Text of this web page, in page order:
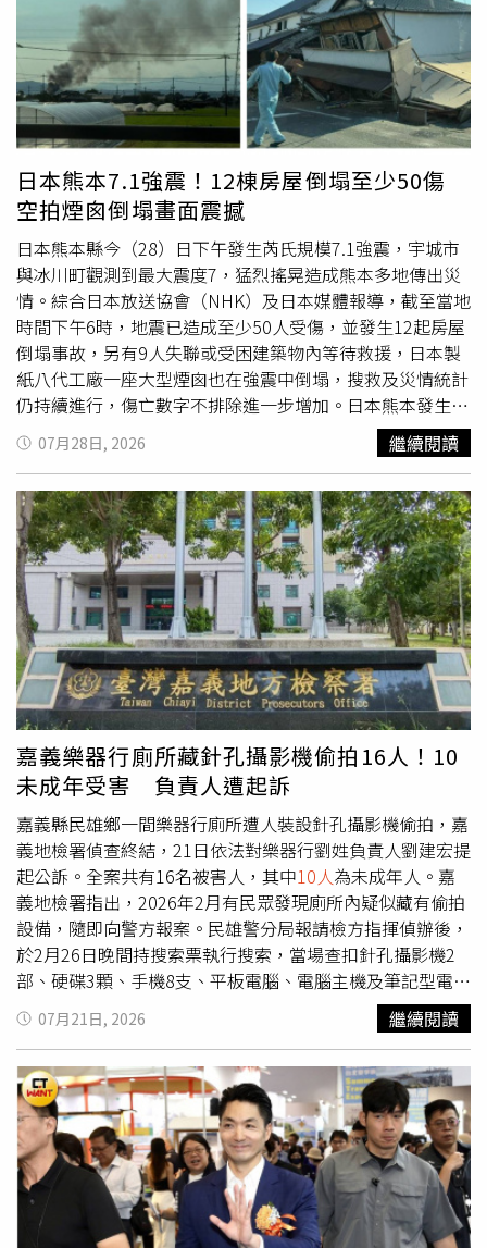
離互動。客家館則集結全台優質客庄業者展售特色產品，特
別打造「客庄市場好好玩」展示空間，以市場情境呈現客庄
多元食材，讓民眾沉浸式體驗客庄市場氛圍。客家館首日開
幕活動則特別舉辦「三味交織客家宴」，邀請「阿爸的客家
菜」郭敏昌主廚登台精彩展演，展覽期間凡於現場消費滿
1,288元，即可獲得精美好禮。各地方縣市政府亦帶來極具
在地特色的美食，其中，屏東館以「屏東好味」從農漁特
產、品牌展售到料理展演，將屏東飲食風景搬進展場，開展
首日即湧入不少參觀人潮，試吃、互動與選購氣氛熱絡。除
了料理展演，屏東館也安排小辣椒營養師講座、舞台互動遊
戲、親子DIY體驗，以及消費滿額抽獎、打卡送好禮等活
動，讓民眾在逛展、品嚐之餘，能更深入了解屏東的農漁產
業與地方文化。
短6個多月內完成攀登全球14座海拔8000公尺以上高峰，被
譽為當代最具代表性的高海拔登山家之一。
日本熊本7.1強震！12棟房屋倒塌至少50傷
空拍煙囪倒塌畫面震撼
日本熊本縣今（28）日下午發生芮氏規模7.1強震，宇城市
與冰川町觀測到最大震度7，猛烈搖晃造成熊本多地傳出災
情。綜合日本放送協會（NHK）及日本媒體報導，截至當地
時間下午6時，地震已造成至少50人受傷，並發生12起房屋
倒塌事故，另有9人失聯或受困建築物內等待救援，日本製
紙八代工廠一座大型煙囪也在強震中倒塌，搜救及災情統計
仍持續進行，傷亡數字不排除進一步增加。日本熊本發生規
模7.1強震，最大震度達7級，多處建物倒塌，搜救人員持續
搶救受困民眾。（圖／翻攝自X，@KINOks_game)熊本縣
警方表示，截至下午5時，在觀測到最大震度7的地區已接獲
12起房屋倒塌通報，以及4起民眾受困屋內案件，其中以八
代市鏡町災情最為嚴重。目前縣內共有9人因失去聯繫或受
困建築物無法脫困，警方與消防單位正持續確認其安危，全
力展開搜救。強震襲擊熊本後，多棟建築受損，日本製紙八
代工廠煙囪倒塌，災情仍在統計中。（圖／翻攝自X，
@nhk_news)位於冰川町的八代北部地區醫療中心指出，強
震發生後，截至傍晚已有超過50名傷者陸續送醫，大多因建
物倒塌、跌倒或遭掉落物砸傷所致，醫院持續收治傷患，實
際傷亡情況仍在統計中。冰川町特別養護老人院「早尾園」
也受到地震重創。一名職員回憶，當時正在辦公室處理文書
工作，突然感受到前所未有的劇烈前後搖晃，即使雙手緊抓
桌子，身體仍幾乎站不穩，「搖晃強到根本無法支撐身
體」。院內多名乘坐輪椅的住民因劇烈震動跌倒，也有工作
人員遭掉落物品砸傷、手臂被割傷流血，約有10人受傷，所
幸均無生命危險。宇城市公共就業服務中心「Hello Work
宇城」同樣傳出災情。館內職員表示，這是他們從未經歷過
的劇烈搖晃，碎紙機、置物櫃全數傾倒，窗框脫落，停車場
地面也出現明顯裂縫。事發時館內約有30名職員及洽公民
眾，所有人均已安全疏散至停車場，其中1人在避難過程中
扭傷，相關單位也正評估是否需要轉移至地勢較高處避難，
以防後續災害。此外，NHK空拍畫面顯示，日本製紙株式會
社八代工廠一座大型煙囪在強震中應聲倒塌，廠方已立即確
認員工安全及廠區受損情形，目前尚未公布是否造成額外傷
亡，詳細事故原因及損失仍待進一步調查。此外，災情畫面
也陸續透過新聞直升機空拍曝光。熊本市中南部的八代市有
橋梁疑因承受不住強震而倒塌，九州高速公路部分路段也出
現嚴重受損。從下午5時30分左右的空拍畫面可見，高速公
路路面出現明顯裂縫及高低落差，一旁車輛緊急停靠，附近
貨車駕駛也紛紛下車查看路況，顯示地震對交通設施造成嚴
07月28日, 2026 繼續閱讀
嘉義樂器行廁所藏針孔攝影機偷拍16人！10
未成年受害 負責人遭起訴
嘉義縣民雄鄉一間樂器行廁所遭人裝設針孔攝影機偷拍，嘉
義地檢署偵查終結，21日依法對樂器行劉姓負責人劉建宏提
起公訴。全案共有16名被害人，其中10人為未成年人。嘉
義地檢署指出，2026年2月有民眾發現廁所內疑似藏有偷拍
設備，隨即向警方報案。民雄警分局報請檢方指揮偵辦後，
於2月26日晚間持搜索票執行搜索，當場查扣針孔攝影機2
部、硬碟3顆、手機8支、平板電腦、電腦主機及筆記型電腦
等設備。檢方調查，劉建宏自2025年7月16日起至今年2月
25日止，在店內廁所秘密架設針孔攝影機錄影，偷拍如廁民
眾的身體隱私部位及性影像，時間長達7個多月，共有16人
受害，包括6名成年人及10名未成年人。全案依涉嫌觸犯
《刑法》無故竊錄他人非公開活動、未經同意攝錄性影像，
以及《兒童及少年性剝削防制條例》拍攝少年性影像等罪嫌
提起公訴，並聲請沒收查扣設備。嘉義地檢署表示，依《政
府資訊公開法》公開涉案店家名稱，目的在維護公共利益，
並提醒曾到訪的民眾儘早確認自身權益。
07月21日, 2026 繼續閱讀